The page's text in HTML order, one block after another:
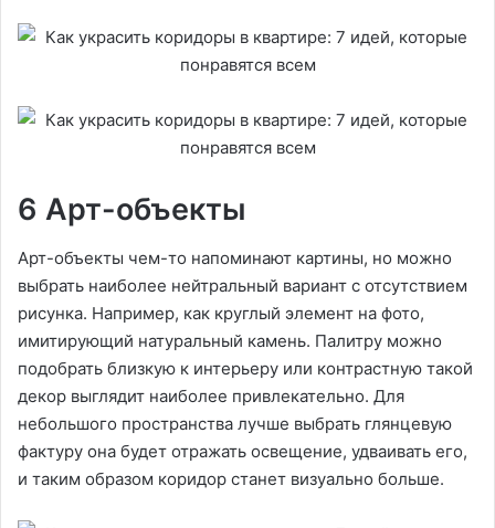
6 Арт-объекты
Арт-объекты чем-то напоминают картины, но можно
выбрать наиболее нейтральный вариант с отсутствием
рисунка. Например, как круглый элемент на фото,
имитирующий натуральный камень. Палитру можно
подобрать близкую к интерьеру или контрастную такой
декор выглядит наиболее привлекательно. Для
небольшого пространства лучше выбрать глянцевую
фактуру она будет отражать освещение, удваивать его,
и таким образом коридор станет визуально больше.